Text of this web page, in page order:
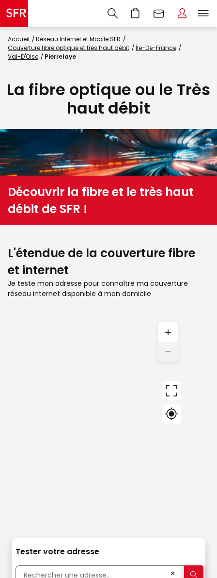
Accueil
Réseau Internet et Mobile SFR
Couverture fibre optique et très haut débit
Île-De-France
Val-D'Oise
Pierrelaye
La fibre optique ou le Très
haut débit
Découvrir la fibre et le très haut
débit de SFR !
L'étendue de la couverture fibre
et internet
Je teste mon adresse pour connaître ma couverture
réseau internet disponible à mon domicile
+
−
Tester votre adresse
✕